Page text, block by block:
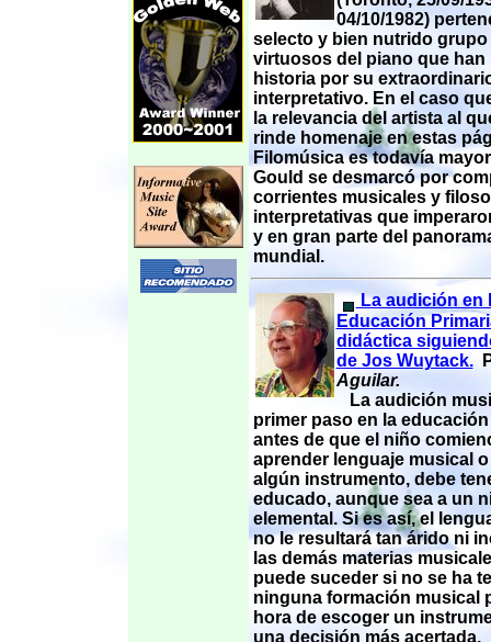
04/10/1982)
selecto y bien nutrido grupo
virtuosos del piano que han
historia por su
interpretativo. En el caso
la relevancia del artista al
rinde homenaje en estas
Filomúsica es todavía
Gould se desmarcó por
corrientes musicales y
interpretativas que
y en gran parte del
mundial.
La audición en
Educación
didáctica
de Jos Wuytack.
Aguilar.
La audición
primer paso en la
antes de que el niño
aprender lenguaje musical
algún instrumento, debe
educado, aunque sea a un
elemental. Si es así, el
no le resultará tan árido ni
las demás materias
puede suceder si no se ha
ninguna formación musical
hora de escoger un
una decisión más acertada.